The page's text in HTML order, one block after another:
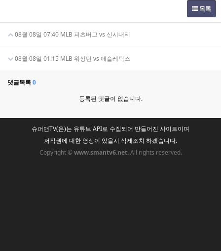
목록
08월 08일 07:40 MLB 피츠버그 vs 신시내티
08월 08일 01:15 MLB 워싱턴 vs 애슬레틱스
댓글목록 0
등록된 댓글이 없습니다.
슈퍼맨TV(은)는 유튜브 API로 수집되어 만들어진 사이트이며
저작권에 대한 영상이 있을시 삭제조치 하겠습니다.
Copyright ©www.smantv6.net.All rights reserved.